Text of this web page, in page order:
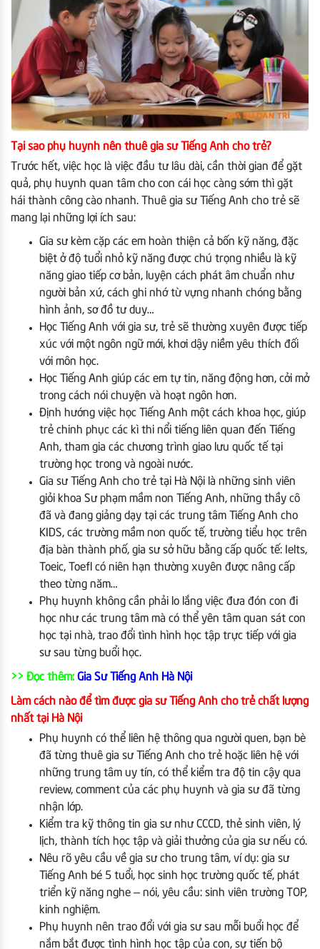
Tại sao phụ huynh nên thuê gia sư Tiếng Anh cho trẻ?
Trước hết, việc học là việc đầu tư lâu dài, cần thời gian để gặt
quả, phụ huynh quan tâm cho con cái học càng sớm thì gặt
hái thành công cào nhanh. Thuê gia sư Tiếng Anh cho trẻ sẽ
mang lại những lợi ích sau:
Gia sư kèm cặp các em hoàn thiện cả bốn kỹ năng, đặc
biệt ở độ tuổi nhỏ kỹ năng được chú trọng nhiều là kỹ
năng giao tiếp cơ bản, luyện cách phát âm chuẩn như
người bản xứ, cách ghi nhớ từ vựng nhanh chóng bằng
hình ảnh, sơ đồ tư duy…
Học Tiếng Anh với gia sư, trẻ sẽ thường xuyên được tiếp
xúc với một ngôn ngữ mới, khơi dậy niềm yêu thích đối
với môn học.
Học Tiếng Anh giúp các em tự tin, năng động hơn, cởi mở
trong cách nói chuyện và hoạt ngôn hơn.
Định hướng việc học Tiếng Anh một cách khoa học, giúp
trẻ chinh phục các kì thi nổi tiếng liên quan đến Tiếng
Anh, tham gia các chương trình giao lưu quốc tế tại
trường học trong và ngoài nước.
Gia sư Tiếng Anh cho trẻ tại Hà Nội là những sinh viên
giỏi khoa Sư phạm mầm non Tiếng Anh, những thầy cô
đã và đang giảng dạy tại các trung tâm Tiếng Anh cho
KIDS, các trường mầm non quốc tế, trường tiểu học trên
địa bàn thành phố, gia sư sở hữu bằng cấp quốc tế: Ielts,
Toeic, Toefl có niên hạn thường xuyên được nâng cấp
theo từng năm…
Phụ huynh không cần phải lo lắng việc đưa đón con đi
học như các trung tâm mà có thể yên tâm quan sát con
học tại nhà, trao đổi tình hình học tập trực tiếp với gia
sư sau từng buổi học.
>> Đọc thêm: Gia Sư Tiếng Anh Hà Nội
Làm cách nào để tìm được gia sư Tiếng Anh cho trẻ chất lượng
nhất tại Hà Nội
Phụ huynh có thể liên hệ thông qua người quen, bạn bè
đã từng thuê gia sư Tiếng Anh cho trẻ hoặc liên hệ với
những trung tâm uy tín, có thể kiểm tra độ tin cậy qua
review, comment của các phụ huynh và gia sư đã từng
nhận lớp.
Kiểm tra kỹ thông tin gia sư như CCCD, thẻ sinh viên, lý
lịch, thành tích học tập và giải thưởng của gia sư nếu có.
Nêu rõ yêu cầu về gia sư cho trung tâm, ví dụ: gia sư
Tiếng Anh bé 5 tuổi, học sinh học trường quốc tế, phát
triển kỹ năng nghe – nói, yêu cầu: sinh viên trường TOP,
kinh nghiệm.
Phụ huynh nên trao đổi với gia sư sau mỗi buổi học để
nắm bắt được tình hình học tập của con, sự tiến bộ